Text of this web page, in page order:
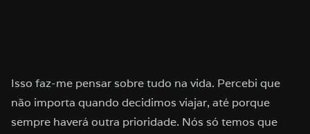
Isso faz-me pensar sobre tudo na vida. Percebi que
não importa quando decidimos viajar, até porque
sempre haverá outra prioridade. Nós só temos que